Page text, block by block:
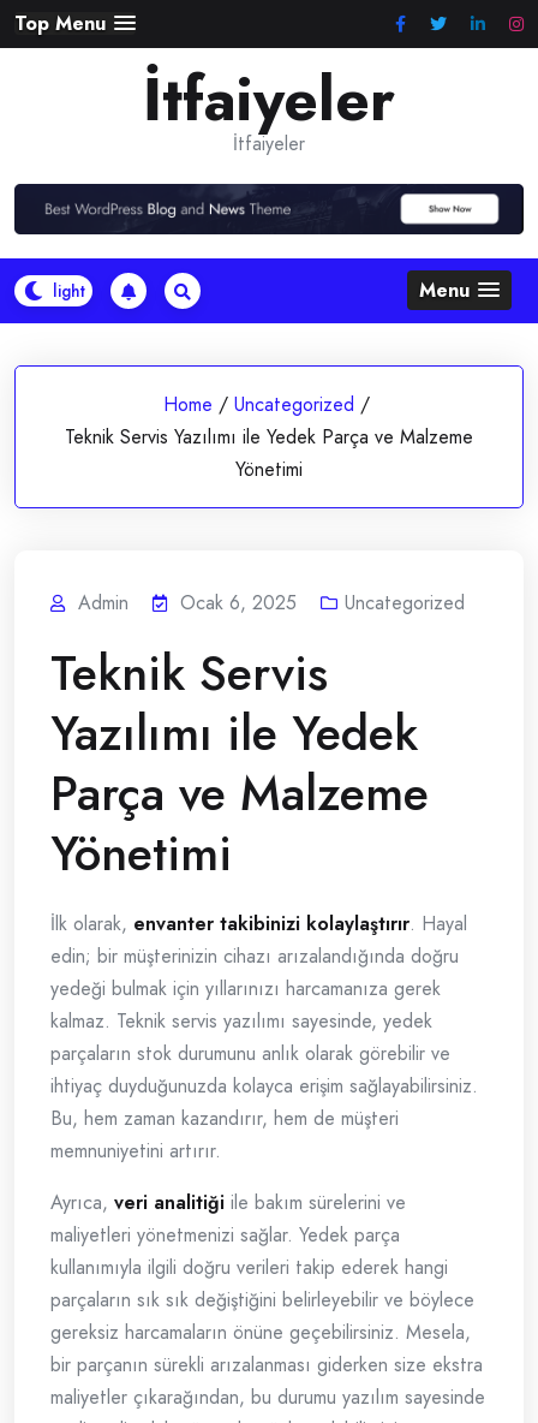
Skip
to
Top Menu
İtfaiyeler
İtfaiyeler
Menu
Home / Uncategorized /
Teknik Servis Yazılımı ile Yedek Parça ve Malzeme
Yönetimi
Admin Ocak 6, 2025 Uncategorized
Teknik Servis
Yazılımı ile Yedek
Parça ve Malzeme
Yönetimi
İlk olarak, envanter takibinizi kolaylaştırır. Hayal
edin; bir müşterinizin cihazı arızalandığında doğru
yedeği bulmak için yıllarınızı harcamanıza gerek
kalmaz. Teknik servis yazılımı sayesinde, yedek
parçaların stok durumunu anlık olarak görebilir ve
ihtiyaç duyduğunuzda kolayca erişim sağlayabilirsiniz.
Bu, hem zaman kazandırır, hem de müşteri
memnuniyetini artırır.
Ayrıca, veri analitiği ile bakım sürelerini ve
maliyetleri yönetmenizi sağlar. Yedek parça
kullanımıyla ilgili doğru verileri takip ederek hangi
parçaların sık sık değiştiğini belirleyebilir ve böylece
gereksiz harcamaların önüne geçebilirsiniz. Mesela,
bir parçanın sürekli arızalanması giderken size ekstra
maliyetler çıkarağından, bu durumu yazılım sayesinde